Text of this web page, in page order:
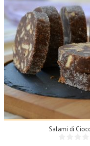
15
Salami di